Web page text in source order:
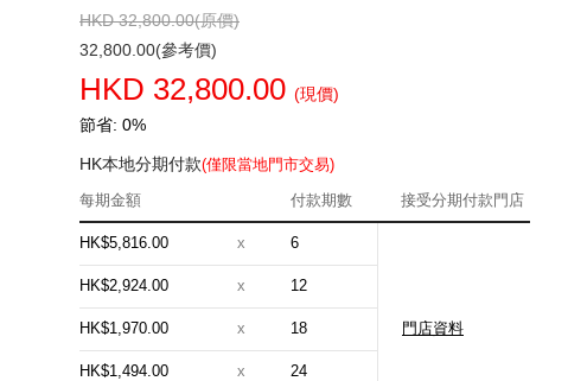
HKD 32,800.00(原價)
32,800.00(參考價)
HKD 32,800.00 (現價)
節省: 0%
HK本地分期付款(僅限當地門市交易)
每期金額
付款期數 接受分期付款門店
HK$5,816.00 x 6
門店資料
HK$2,924.00 x 12
HK$1,970.00 x 18
HK$1,494.00 x 24
Chanel 香奈兒 手袋 As5631